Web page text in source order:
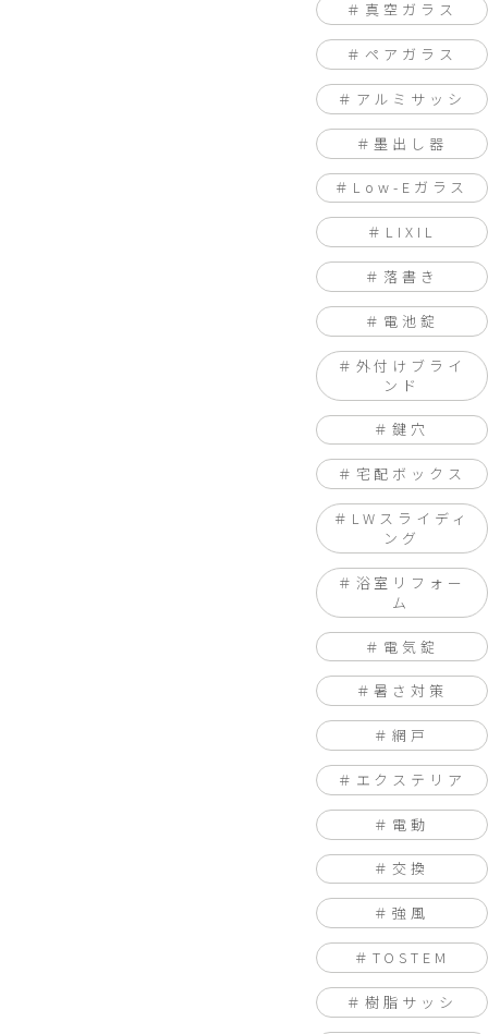
真空ガラス
ペアガラス
アルミサッシ
墨出し器
Low-Eガラス
LIXIL
落書き
電池錠
外付けブライ
ンド
鍵穴
宅配ボックス
LWスライディ
ング
浴室リフォー
ム
電気錠
暑さ対策
網戸
エクステリア
電動
交換
強風
TOSTEM
樹脂サッシ